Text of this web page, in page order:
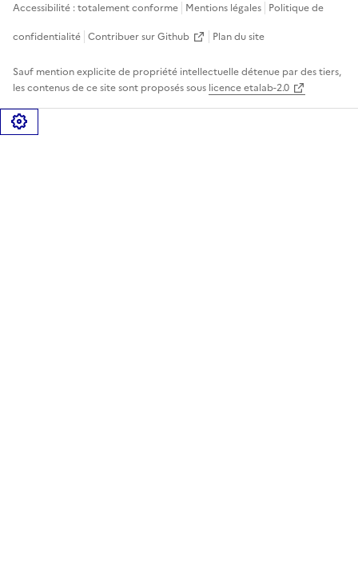
Accessibilité : totalement conforme Mentions légales Politique de
confidentialité Contribuer sur Github Plan du site
Sauf mention explicite de propriété intellectuelle détenue par des tiers,
les contenus de ce site sont proposés sous licence etalab-2.0
Gérer les cookies